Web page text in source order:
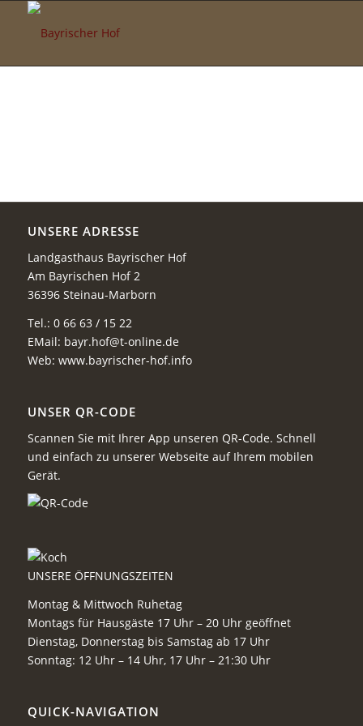
UNSERE ADRESSE
Landgasthaus Bayrischer Hof
Am Bayrischen Hof 2
36396 Steinau-Marborn
Tel.: 0 66 63 / 15 22
EMail: bayr.hof@t-online.de
Web: www.bayrischer-hof.info
UNSER QR-CODE
Scannen Sie mit Ihrer App unseren QR-Code. Schnell
und einfach zu unserer Webseite auf Ihrem mobilen
Gerät.
UNSERE ÖFFNUNGSZEITEN
Montag & Mittwoch Ruhetag
Montags für Hausgäste 17 Uhr – 20 Uhr geöffnet
Dienstag, Donnerstag bis Samstag ab 17 Uhr
Sonntag: 12 Uhr – 14 Uhr, 17 Uhr – 21:30 Uhr
QUICK-NAVIGATION